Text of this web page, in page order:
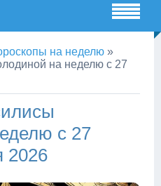
на неделю »
на неделю с 27
с 27
2026